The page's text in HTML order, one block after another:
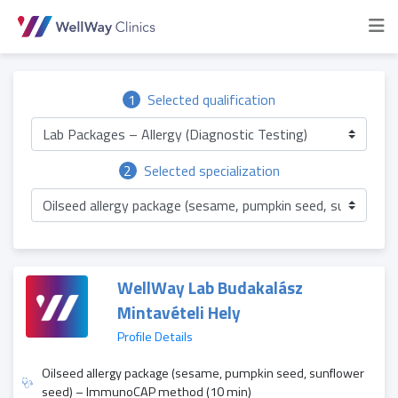
1 Selected qualification
Lab Packages – Allergy (Diagnostic Testing)
2
Selected specialization
Oilseed allergy package (sesame, pumpkin seed,
WellWay Lab Budakalász
Mintavételi Hely
Profile Details
Oilseed allergy package (sesame, pumpkin seed, sunflower
seed) – ImmunoCAP method (10 min)